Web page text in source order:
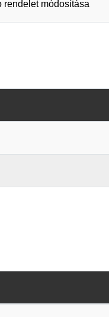
rendelet módosítása